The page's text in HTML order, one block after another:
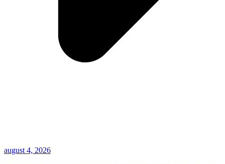
august 4, 2026